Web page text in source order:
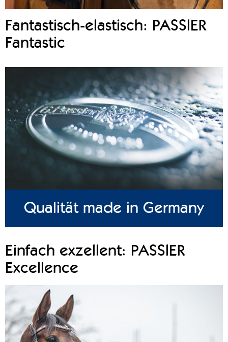
Fantastisch-elastisch: PASSIER
Fantastic
Qualität made in Germany
Einfach exzellent: PASSIER
Excellence